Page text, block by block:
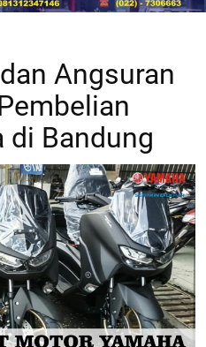
Angsuran
di Bandung